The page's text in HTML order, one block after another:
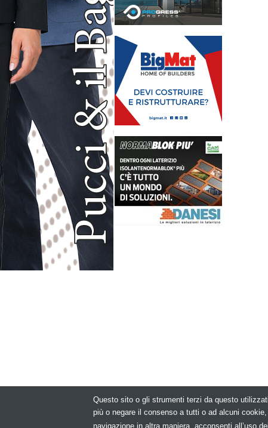
© Copyright
Questo sito o gli strumenti terzi da questo
più o negare il consenso a tutti o ad alcuni
navigazione in altra maniera, acconsenti all’uso